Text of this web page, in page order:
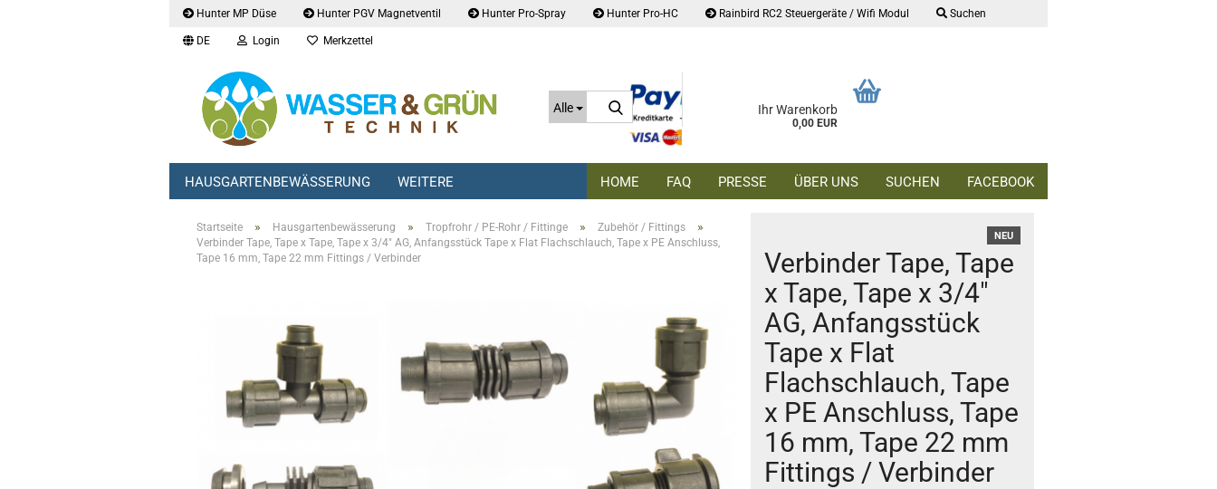
Hunter MP Düse Hunter PGV Magnetventil Hunter Pro-Spray Hunter Pro-HC Rainbird RC2 Steuergeräte / Wifi Modul Suchen
DE Login Merkzettel
Alle
Suche...
Ihr Warenkorb
0,00 EUR
HAUSGARTENBEWÄSSERUNG HOME FAQ PRESSE ÜBER UNS SUCHEN FACEBOOK
WEITERE
Startseite » Hausgartenbewässerung » Tropfrohr / PE-Rohr / Fittinge » Zubehör / Fittings »
Verbinder Tape, Tape x Tape, Tape x 3/4" AG, Anfangsstück Tape x Flat Flachschlauch, Tape x PE Anschluss,
Tape 16 mm, Tape 22 mm Fittings / Verbinder
NEU
Verbinder Tape, Tape
x Tape, Tape x 3/4"
AG, Anfangsstück
Tape x Flat
Flachschlauch, Tape
x PE Anschluss, Tape
16 mm, Tape 22 mm
Fittings / Verbinder